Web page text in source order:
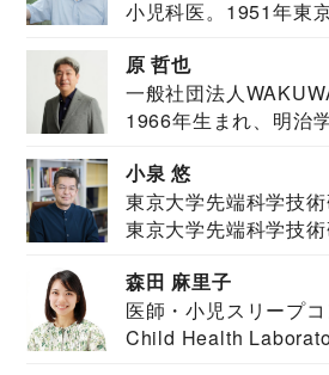
小児科医。1951年東
原 哲也
一般社団法人
JAPAN代表・言語聴
1966年生まれ、明治
小泉 悠
東京大学先端科学技
東京大学先端科学技
森田 麻里子
医師・小児スリープ
Child Health